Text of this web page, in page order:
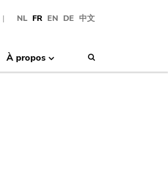
NL FR EN DE 中文
À propos